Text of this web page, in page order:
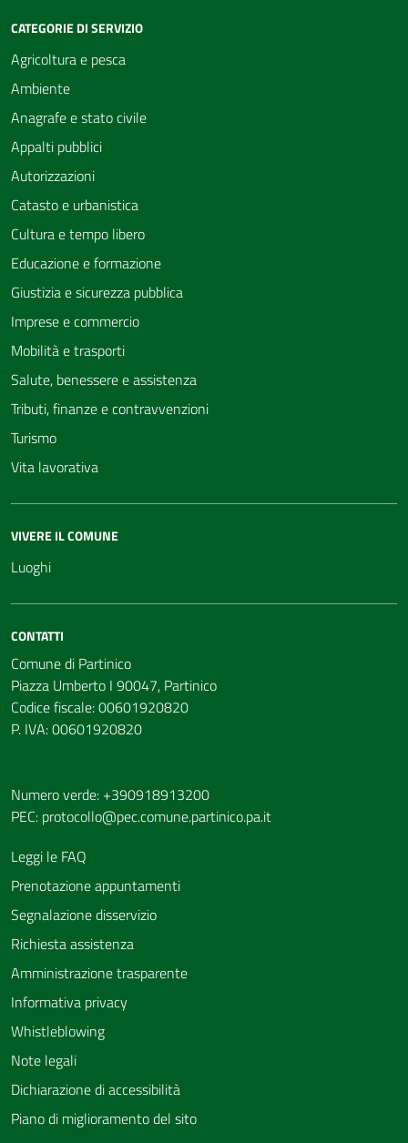
CATEGORIE DI SERVIZIO
Agricoltura e pesca
Ambiente
Anagrafe e stato civile
Appalti pubblici
Autorizzazioni
Catasto e urbanistica
Cultura e tempo libero
Educazione e formazione
Giustizia e sicurezza pubblica
Imprese e commercio
Mobilità e trasporti
Salute, benessere e assistenza
Tributi, finanze e contravvenzioni
Turismo
Vita lavorativa
VIVERE IL COMUNE
Luoghi
CONTATTI
Comune di Partinico
Piazza Umberto I 90047, Partinico
Codice fiscale: 00601920820
P. IVA: 00601920820
Numero verde: +390918913200
PEC: protocollo@pec.comune.partinico.pa.it
Leggi le FAQ
Prenotazione appuntamenti
Segnalazione disservizio
Richiesta assistenza
Amministrazione trasparente
Informativa privacy
Whistleblowing
Note legali
Dichiarazione di accessibilità
Piano di miglioramento del sito